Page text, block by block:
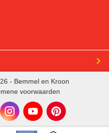
- Bemmel en Kroon
voorwaarden